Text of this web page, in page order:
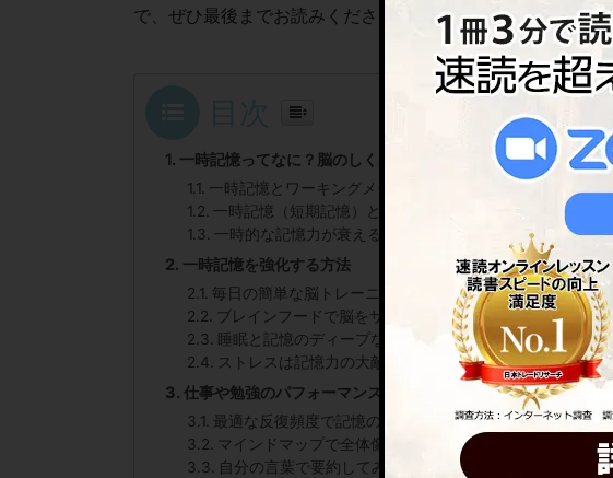
で、ぜひ最後までお読みください。
一時記憶ってなに？脳のしくみを知ろう
一時記憶とワーキングメモリの違い
一時記憶（短期記憶）と長期記憶の違いは？
一時的な記憶力が衰える原因は？
一時記憶を強化する方法
毎日の簡単な脳トレーニング
ブレインフードで脳をサポート
睡眠と記憶のディープな関係
ストレスは記憶力の大敵
仕事や勉強のパフォーマンスをアップ！記憶のコツ
最適な反復頻度で記憶の定着度を大幅にアップ
マインドマップで全体像を把握する
自分の言葉で要約してみる